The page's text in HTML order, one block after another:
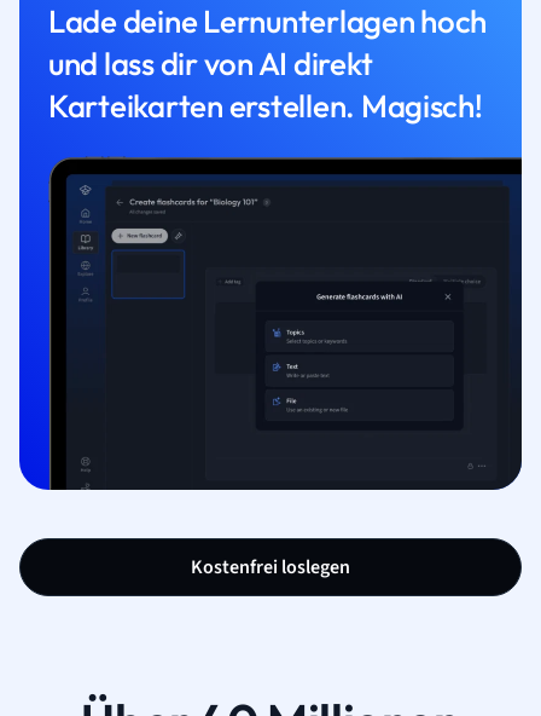
Lade deine Lernunterlagen hoch
und lass dir von AI direkt
Karteikarten erstellen. Magisch!
Kostenfrei loslegen